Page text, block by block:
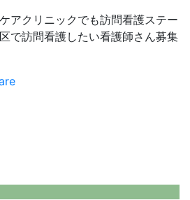
アクリニックでも訪問看護ステー
で訪問看護したい看護師さん募集